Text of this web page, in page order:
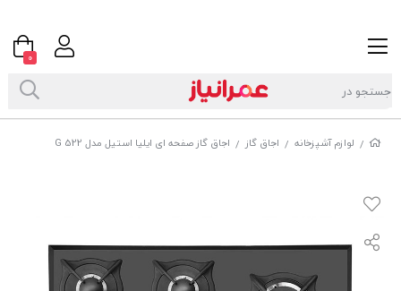
/ لوازم آشپزخانه / اجاق گاز / اجاق گاز صفحه ای ایلیا استیل مدل G 522
0